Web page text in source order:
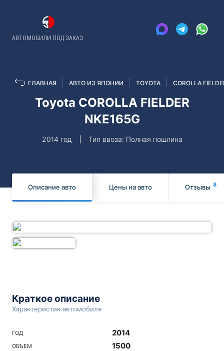
АВТОМОБИЛИ ПОД ЗАКАЗ
ГЛАВНАЯ АВТО ИЗ ЯПОНИИ TOYOTA COROLLA
Toyota COROLLA FIELDER
NKE165G
2014 год Тип ввоза: Полная пошлина
Описание авто Цены на авто Отзывы 8
Краткое описание
Характеристик автомобиля
ГОД 2014
ОБЪЕМ 1500